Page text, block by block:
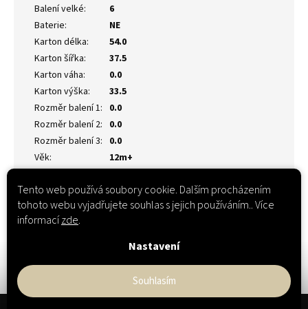
Tento web používá soubory cookie. Dalším procházením
tohoto webu vyjadřujete souhlas s jejich používáním.. Více
informacízde.
Nastavení
Souhlasím
Balení velké:
6
Baterie:
NE
Karton délka:
54.0
Karton šířka:
37.5
Karton váha:
0.0
Karton výška:
33.5
Rozměr balení 1: 0.0
Rozměr balení 2: 0.0
Rozměr balení 3: 0.0
Věk: 12m+